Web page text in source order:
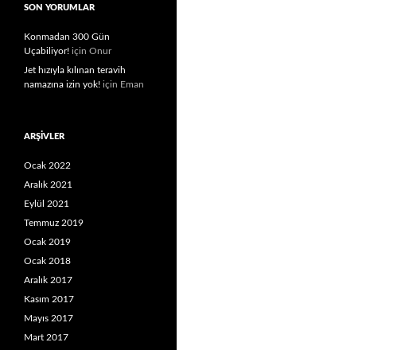
SON YORUMLAR
Konmadan 300 Gün
Uçabiliyor! için Onur
Jet hızıyla kılınan teravih
namazına izin yok! için Eman
ARŞIVLER
Ocak 2022
Aralık 2021
Eylül 2021
Temmuz 2019
Ocak 2019
Ocak 2018
Aralık 2017
Kasım 2017
Mayıs 2017
Mart 2017